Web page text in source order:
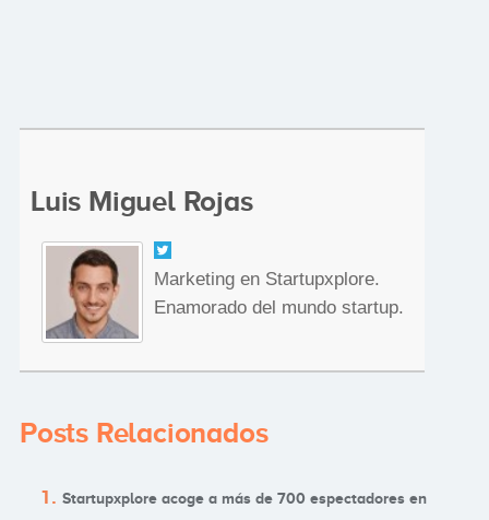
Luis Miguel Rojas
Marketing en Startupxplore.
Enamorado del mundo startup.
Posts Relacionados
Startupxplore acoge a más de 700 espectadores en